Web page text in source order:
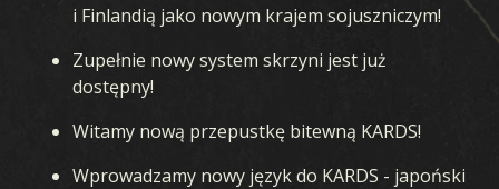
i Finlandią jako nowym krajem sojuszniczym!
Zupełnie nowy system skrzyni jest już
dostępny!
Witamy nową przepustkę bitewną KARDS!
Wprowadzamy nowy język do KARDS - japoński